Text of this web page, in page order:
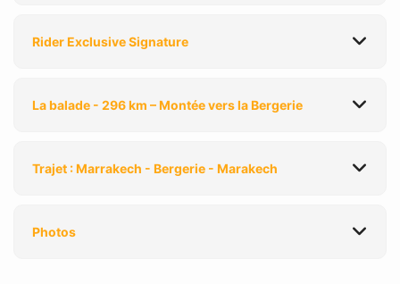
Rider Exclusive Signature
La balade - 296 km – Montée vers la Bergerie
Trajet : Marrakech - Bergerie - Marakech
Photos